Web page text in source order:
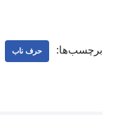
برچسب‌ها: حرف ناب